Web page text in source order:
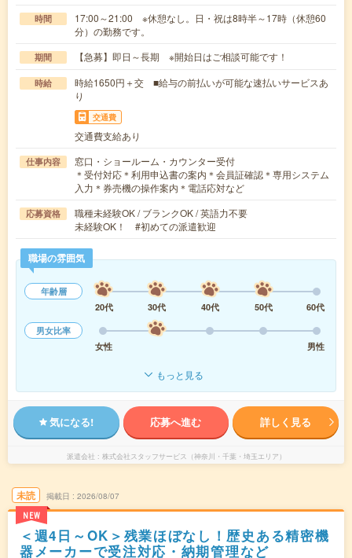
時間
17:00～21:00 ※休憩なし。日・祝は8時半～17時（休憩60
分）の勤務です。
期間 【急募】即日～長期 ※開始日はご相談可能です！
時給
時給1650円＋交 ■給与の前払いが可能な速払いサービスあ
り
交通費
交通費支給あり
仕事内容
窓口・ショールーム・カウンター受付
＊受付対応＊利用申込書の案内＊会員証確認＊専用システム
入力＊券売機の操作案内＊電話応対など
応募資格
職種未経験OK / ブランクOK / 英語力不要
未経験OK！ #初めての派遣歓迎
職場の雰囲気
年齢層
20代
30代 40代 50代
60代
男女比率
女性
男性
もっと見る
気になる! 応募へ進む 詳しく見る
派遣会社 株式会社スタッフサービス（神奈川・千葉・埼玉エリア）
未読
NEW
掲載日 2026/08/07
＜週4日～OK＞残業ほぼなし！歴史ある精密機
器メーカーで受注対応・納期管理など